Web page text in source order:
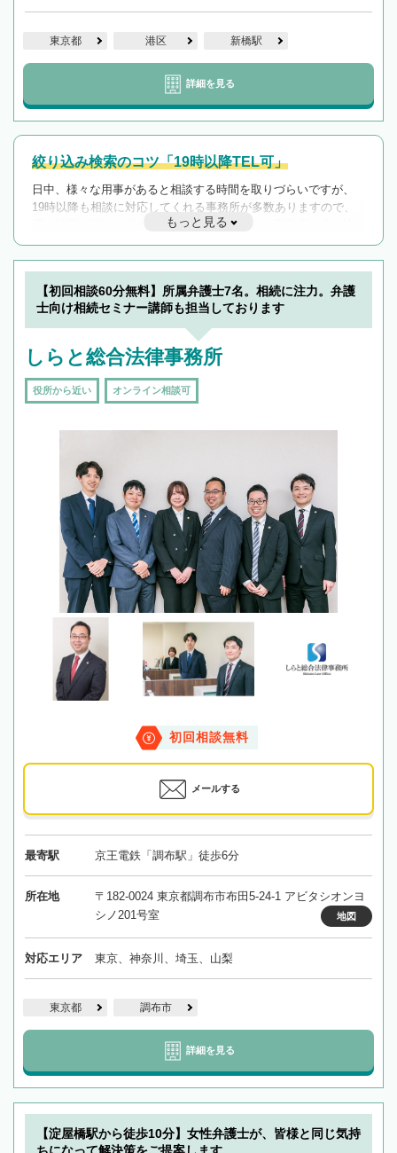
東京都 港区 新橋駅
詳細を見る
絞り込み検索のコツ「19時以降TEL可」
日中、様々な用事があると相談する時間を取りづらいですが、
19時以降も相談に対応してくれる事務所が多数ありますので、
遅い時間の相談が増えそうな場合はそのような事務所に絞り込
んで検索してみましょう。
19時以降TEL可の条件
を加えて再検索
もっと見る
【初回相談60分無料】所属弁護士7名。相続に注力。弁護
士向け相続セミナー講師も担当しております
しらと総合法律事務所
役所から近い オンライン相談可
初回相談無料
メールする
最寄駅 京王電鉄「調布駅」徒歩6分
所在地
〒182-0024 東京都調布市布田5-24-1 アビタシオンヨ
シノ201号室
地図
対応エリア 東京、神奈川、埼玉、山梨
東京都 調布市
詳細を見る
【淀屋橋駅から徒歩10分】女性弁護士が、皆様と同じ気持